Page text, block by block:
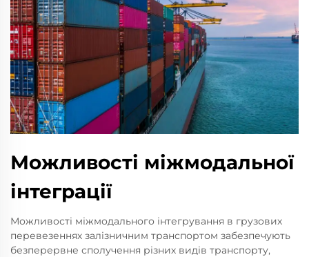
Можливості міжмодальної
інтеграції
Можливості міжмодального інтегрування в грузових
перевезеннях залізничним транспортом забезпечують
безперервне сполучення різних видів транспорту,